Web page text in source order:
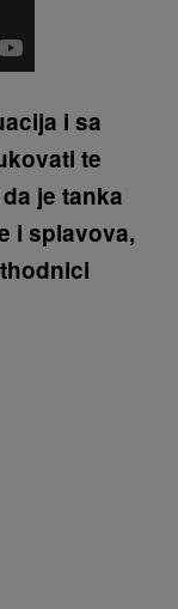
i sa
te
je tanka
i splavova,